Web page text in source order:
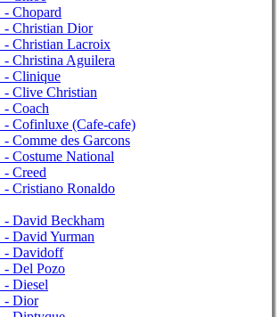
- Chopard
- Christian Dior
- Christian Lacroix
- Christina Aguilera
- Clinique
- Clive Christian
- Coach
- Cofinluxe (Cafe-cafe)
- Comme des Garcons
- Costume National
- Creed
- Cristiano Ronaldo
- David Beckham
- David Yurman
- Davidoff
- Del Pozo
- Diesel
- Dior